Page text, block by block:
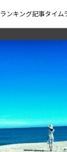
ランキング記事タイム